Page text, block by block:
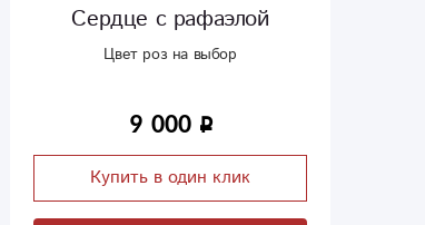
Сердце с рафаэлой
Цвет роз на выбор
9 000
Купить в один клик